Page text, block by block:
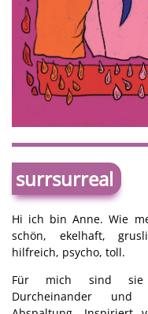
surrsurreal
Hi ich bin Anne. Wie
schön, ekelhaft,
hilfreich, psycho, toll.
Für mich sind sie
Durcheinander und